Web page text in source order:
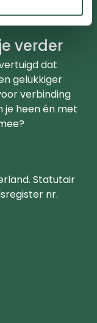
verder
dat
gelukkiger
verbinding
je heen én met
Statutair
nr.